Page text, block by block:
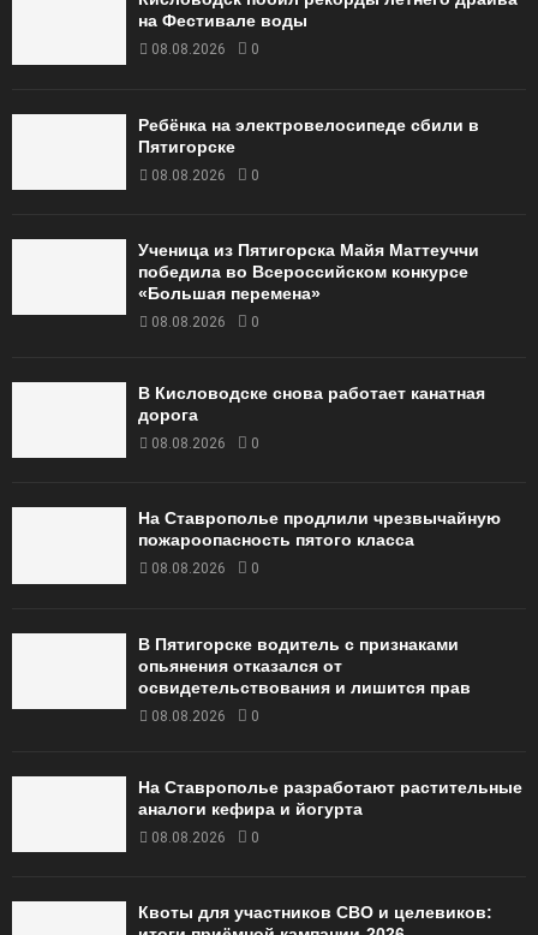
на Фестивале воды
08.08.2026 0
Ребёнка на электровелосипеде сбили в
Пятигорске
08.08.2026 0
Ученица из Пятигорска Майя Маттеуччи
победила во Всероссийском конкурсе
«Большая перемена»
08.08.2026 0
В Кисловодске снова работает канатная
дорога
08.08.2026 0
На Ставрополье продлили чрезвычайную
пожароопасность пятого класса
08.08.2026 0
В Пятигорске водитель с признаками
опьянения отказался от
освидетельствования и лишится прав
08.08.2026 0
На Ставрополье разработают растительные
аналоги кефира и йогурта
08.08.2026 0
Квоты для участников СВО и целевиков: